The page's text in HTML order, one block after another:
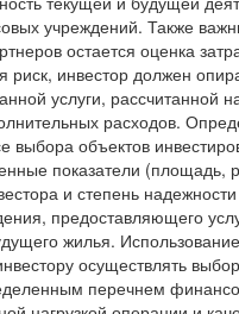
учреждений. Также
остается оценка
риск, инвестор должен
услуги, рассчитанной
расходов.
выбора объектов
показатели (площадь,
и степень надежности
предоставляющего
жилья.
осуществлять
перечнем